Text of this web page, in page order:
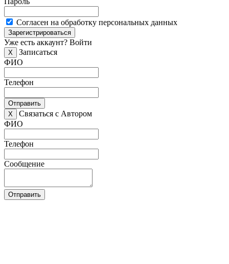
Согласен на обработку персональных данных
Зарегистрироваться
Уже есть аккаунт? Войти
X
Записаться
ФИО
Телефон
Отправить
X
Связаться с Автором
ФИО
Телефон
Сообщение
Отправить